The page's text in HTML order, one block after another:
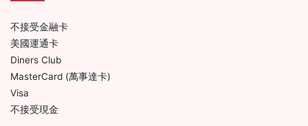
不接受金融卡
美國運通卡
Diners Club
MasterCard (萬事達卡)
Visa
不接受現金